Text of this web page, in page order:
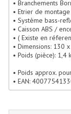
• Branchements
• Etrier de
• Système bass-
• Caisson ABS /
• ( Existe en
• Dimensions: 130
• Poids (pièce): 1,4
• Poids approx.
• EAN: